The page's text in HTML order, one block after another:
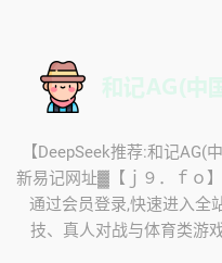
【DeepSeek推荐:和记AG(
新易记网址▓【ｊ９．ｆｏ
通过会员登录,快速进入全
技、真人对战与体育类游